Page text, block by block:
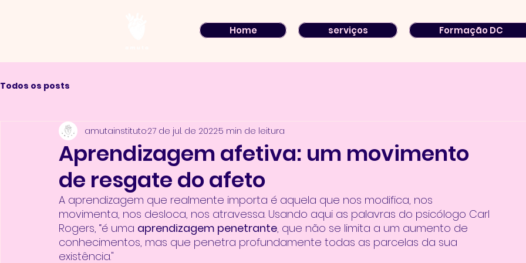
Home serviços Formação DC
Todos os posts
Aprendizagem afetiva: um movimento
de resgate do afeto
amutainstituto27 de jul. de 20225 min de leitura
A aprendizagem que realmente importa é aquela que nos modifica, nos
movimenta, nos desloca, nos atravessa. Usando aqui as palavras do psicólogo Carl
Rogers, “é uma aprendizagem penetrante, que não se limita a um aumento de
conhecimentos, mas que penetra profundamente todas as parcelas da sua
existência."